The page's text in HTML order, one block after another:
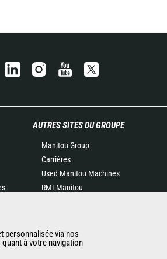
AUTRES SITES DU GROUPE
Manitou Group
Carrières
Used Manitou Machines
RMI Manitou
Attachments
personnalisée via nos
à votre navigation